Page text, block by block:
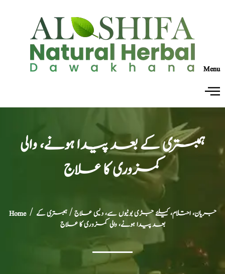
Menu
ہمبستری کے بعد پیدا ہونے، والی
کمزوری کا علاج
Home/ جریان، احتلام، کیلئے جڑی بوٹیوں سے، دیسی علاج/ ہمبستری کے
بعد پیدا ہونے، والی کمزوری کا علاج